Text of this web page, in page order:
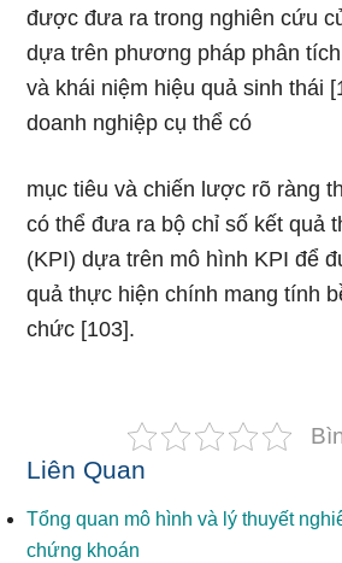
được đưa ra trong nghiên cứu
dựa trên phương pháp phân
và khái niệm hiệu quả sinh thái
doanh nghiệp cụ thể có
mục tiêu và chiến lược rõ ràng
có thể đưa ra bộ chỉ số kết quả
(KPI) dựa trên mô hình KPI để
quả thực hiện chính mang tính
chức [103].
Liên Quan
Tổng quan mô hình và lý thuyết
chứng khoán